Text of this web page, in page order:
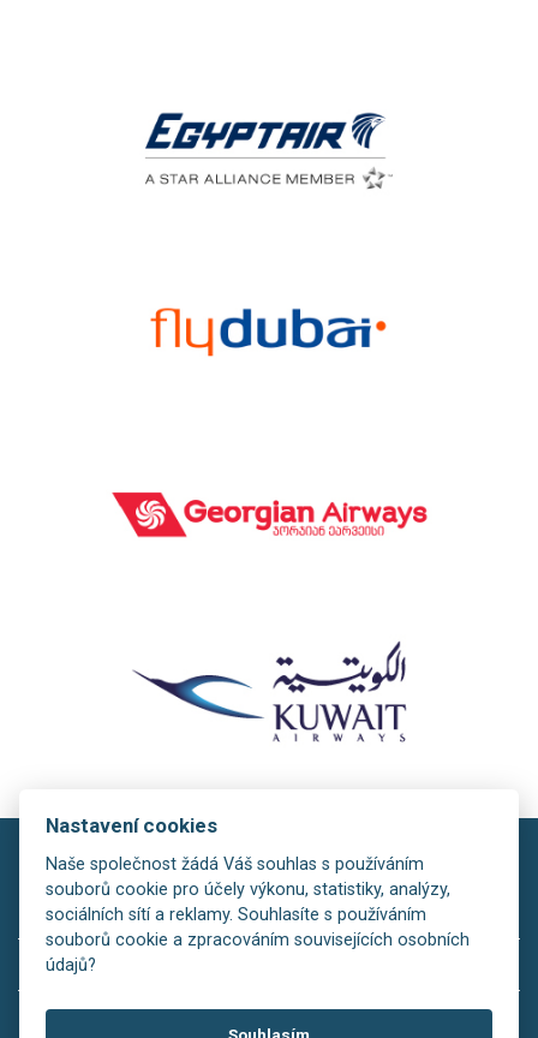
Rezervační systém:is>tour
Nastavení cookies
Naše společnost žádá Váš souhlas s používáním
souborů cookie pro účely výkonu, statistiky, analýzy,
sociálních sítí a reklamy. Souhlasíte s používáním
souborů cookie a zpracováním souvisejících osobních
údajů?